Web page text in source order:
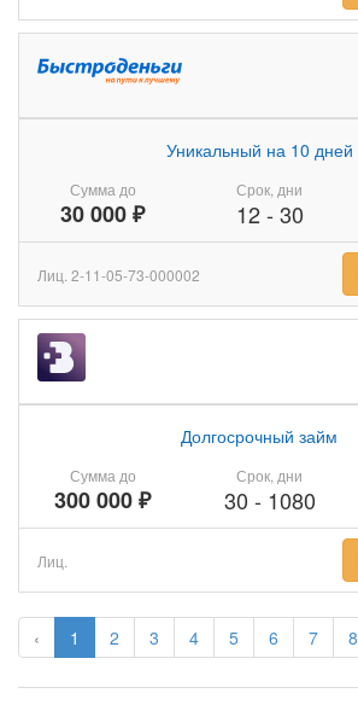
‹ 1 2 3 4 5 6 7 8
Сумма до
30 000 ₽
Уникальный на 10 дней
Срок, дни
12- 30
Лиц. 2-11-05-73-000002
Сумма до
300 000 ₽
Долгосрочный займ
Срок, дни
30 - 1080
Лиц.